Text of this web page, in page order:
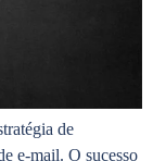
de
e-mail. O sucesso